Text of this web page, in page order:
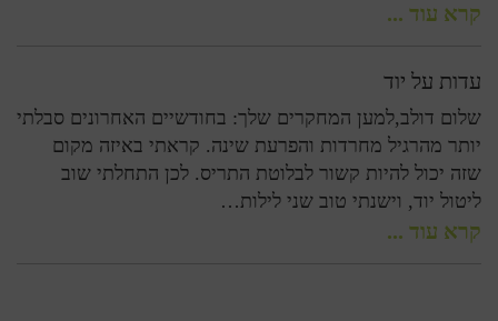
קרא עוד ...
עדות על יוד
שלום דולב,למען המחקרים שלך: בחודשיים האחרונים סבלתי
יותר מהרגיל מחרדות והפרעת שינה. קראתי באיזה מקום
שזה יכול להיות קשור לבלוטת התריס. לכן התחלתי שוב
ליטול יוד, וישנתי טוב שני לילות…
קרא עוד ...